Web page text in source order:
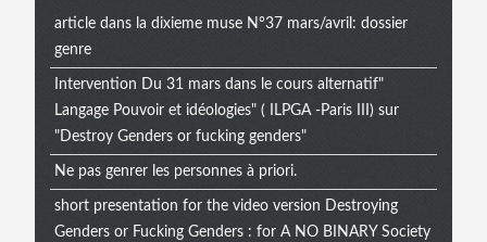
article dans la dixieme muse N°37 mars/avril: dossier
genre
Intervention Du 31 mars dans le cours alternatif"
Langage Pouvoir et idéologies" ( ILPGA -Paris III) sur
"Destroy Genders or fucking genders"
Ne pas genrer les personnes à priori.
short presentation for the video version Destroying
Genders or Fucking Genders : for A NO BINARY Society